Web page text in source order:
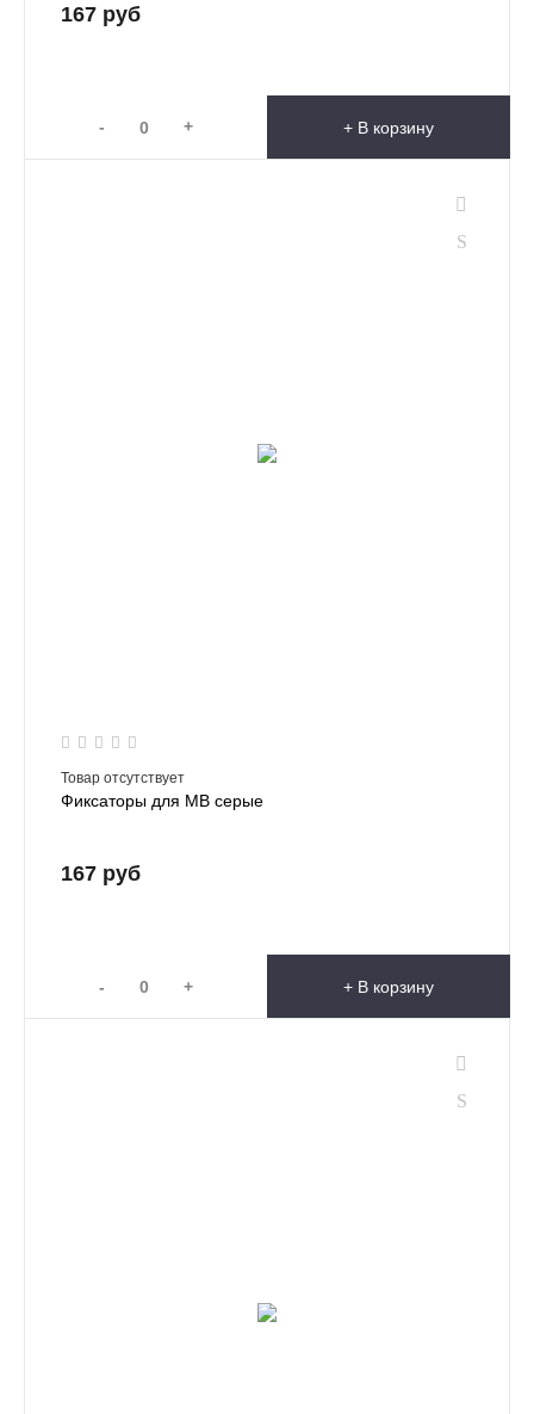
167 руб
- + + В корзину
Товар отсутствует
Фиксаторы для MB серые
167 руб
- + + В корзину